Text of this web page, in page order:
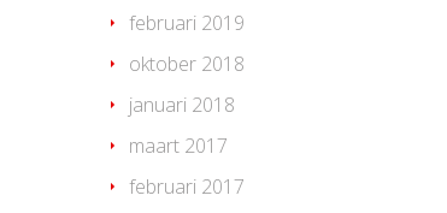
februari 2019
oktober 2018
januari 2018
maart 2017
februari 2017